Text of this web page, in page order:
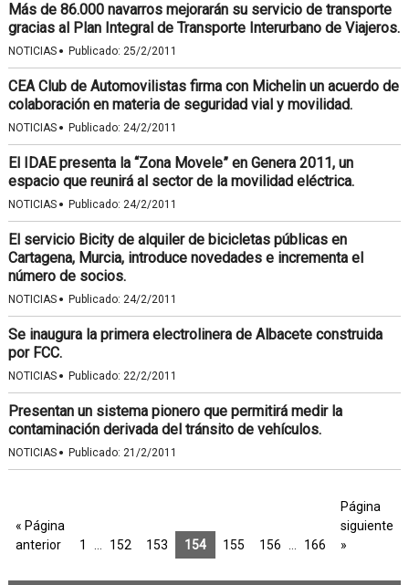
Más de 86.000 navarros mejorarán su servicio de transporte
gracias al Plan Integral de Transporte Interurbano de Viajeros.
NOTICIAS · Publicado: 25/2/2011
CEA Club de Automovilistas firma con Michelin un acuerdo de
colaboración en materia de seguridad vial y movilidad.
NOTICIAS · Publicado: 24/2/2011
El IDAE presenta la “Zona Movele” en Genera 2011, un
espacio que reunirá al sector de la movilidad eléctrica.
NOTICIAS · Publicado: 24/2/2011
El servicio Bicity de alquiler de bicicletas públicas en
Cartagena, Murcia, introduce novedades e incrementa el
número de socios.
NOTICIAS · Publicado: 24/2/2011
Se inaugura la primera electrolinera de Albacete construida
por FCC.
NOTICIAS · Publicado: 22/2/2011
Presentan un sistema pionero que permitirá medir la
contaminación derivada del tránsito de vehículos.
NOTICIAS · Publicado: 21/2/2011
« Página
anterior
1 152 153 154 155 156 166
Página
siguiente
»